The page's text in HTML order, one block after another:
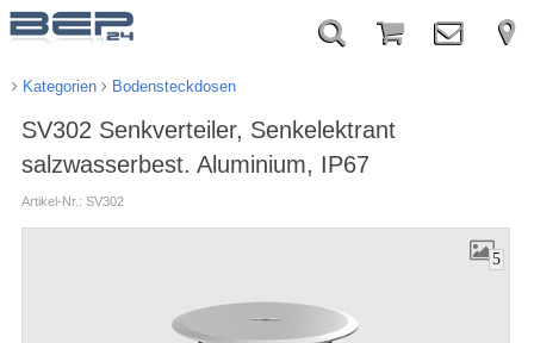
Kategorien Bodensteckdosen
SV302 Senkverteiler, Senkelektrant
salzwasserbest. Aluminium, IP67
Artikel-Nr.: SV302
5